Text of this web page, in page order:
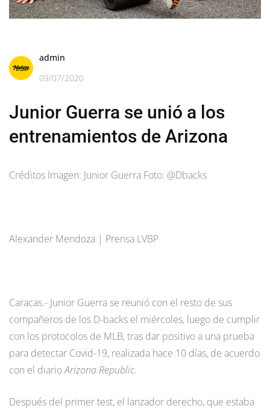
admin
09/07/2020
Junior Guerra se unió a los
entrenamientos de Arizona
Créditos Imagen: Junior Guerra Foto: @Dbacks
Alexander Mendoza | Prensa LVBP
Caracas.- Junior Guerra se reunió con el resto de sus
compañeros de los D-backs el miércoles, luego de cumplir
con los protocolos de MLB, tras dar positivo a una prueba
para detectar Covid-19, realizada hace 10 días, de acuerdo
con el diarioArizona Republic.
Después del primer test, el lanzador derecho, que estaba